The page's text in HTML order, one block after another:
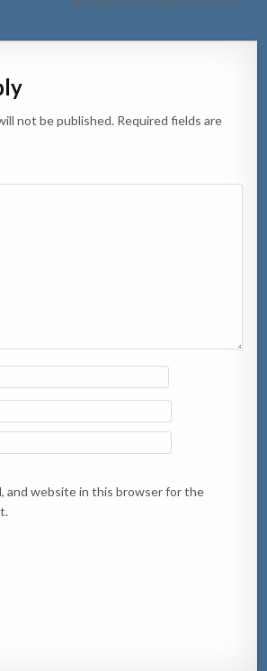
not be published. Required fields are
and website in this browser for the